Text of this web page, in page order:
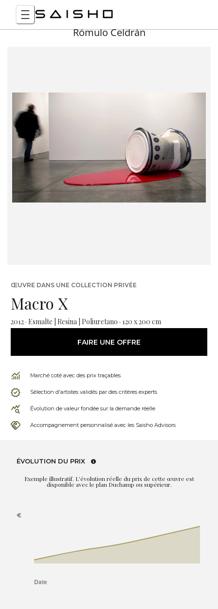
Rómulo Celdrán
ŒUVRE DANS UNE COLLECTION PRIVÉE
Macro X
2012 · Esmalte | Resina | Poliuretano · 120 x 200 cm
FAIRE UNE OFFRE
Marché coté avec des prix traçables
Sélection d'artistes validés par des critères experts
Évolution de valeur fondée sur la demande réelle
Accompagnement personnalisé avec les Saisho Advisors
ÉVOLUTION DU PRIX
Exemple illustratif. L'évolution réelle du prix de cette œuvre est
disponible avec le plan Duchamp ou supérieur.